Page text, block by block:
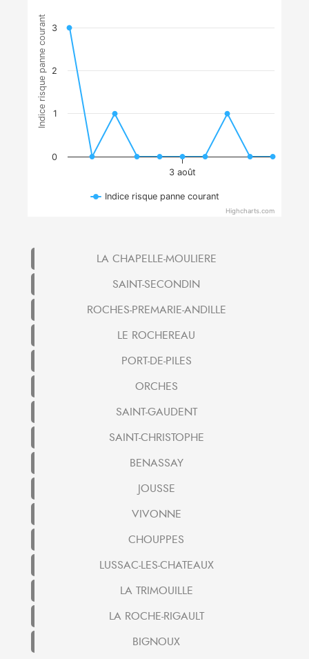
Indice risque panne courant
3 août
0
1
2
3
Indice risque panne courant
Highcharts.com
LA CHAPELLE-MOULIERE
SAINT-SECONDIN
ROCHES-PREMARIE-ANDILLE
LE ROCHEREAU
PORT-DE-PILES
ORCHES
SAINT-GAUDENT
SAINT-CHRISTOPHE
BENASSAY
JOUSSE
VIVONNE
CHOUPPES
LUSSAC-LES-CHATEAUX
LA TRIMOUILLE
LA ROCHE-RIGAULT
BIGNOUX